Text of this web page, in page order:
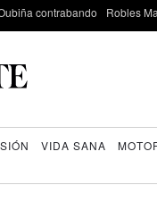
contrabando Robles
VIDA SANA